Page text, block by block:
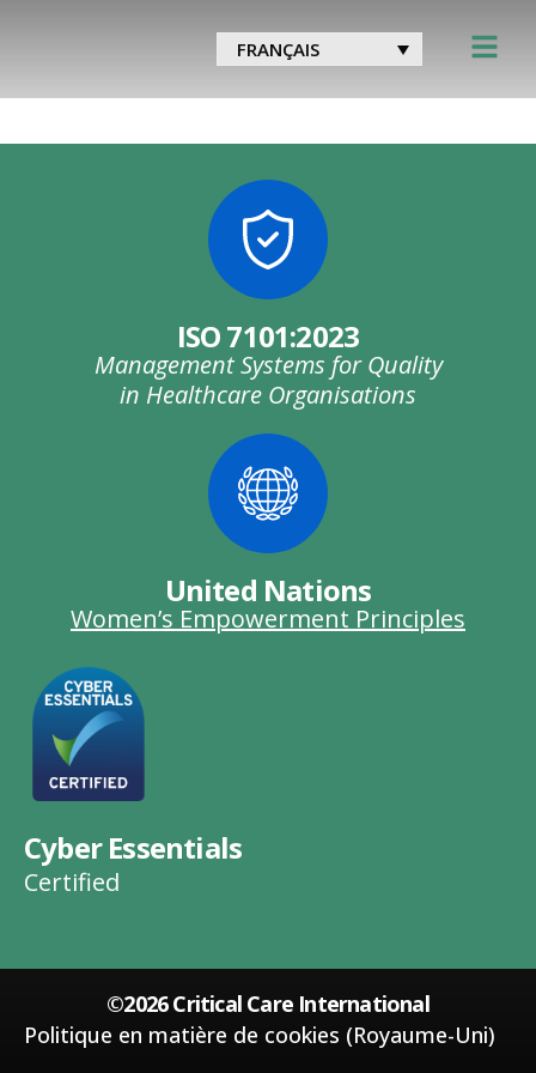
FRANÇAIS
Catégorie :Service
d’assistance médicale
mondiale 24/7
ISO 7101:2023
Management Systems for Quality
in Healthcare Organisations
United Nations
Women’s Empowerment Principles
Cyber Essentials
Certified
©2026 Critical Care International
Politique en matière de cookies (Royaume-Uni)